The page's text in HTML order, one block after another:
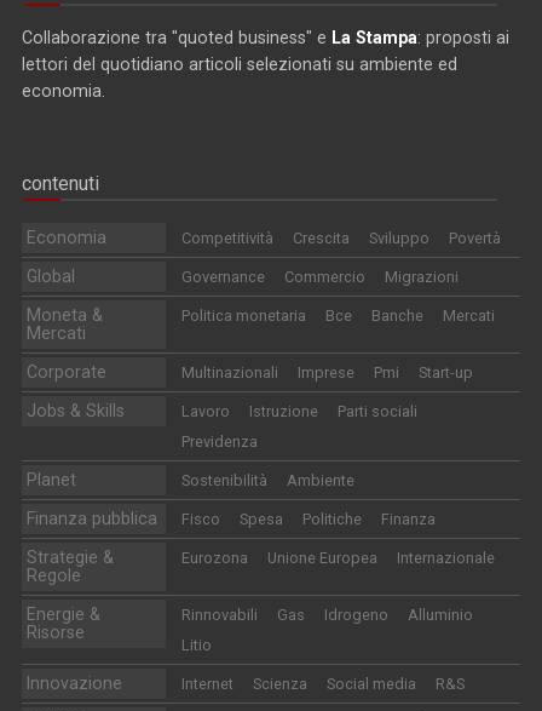
Collaborazione tra "quoted business" e La Stampa: proposti ai
lettori del quotidiano articoli selezionati su ambiente ed
economia.
contenuti
Economia Competitività Crescita Sviluppo Povertà
Global Governance Commercio Migrazioni
Moneta &
Mercati
Politica monetaria Bce Banche Mercati
Corporate Multinazionali Imprese Pmi Start-up
Jobs & Skills Lavoro Istruzione
Parti sociali
Previdenza
Planet Sostenibilità Ambiente
Finanza pubblica Fisco Spesa Politiche Finanza
Strategie &
Regole
Eurozona Unione Europea Internazionale
Energie &
Risorse
Rinnovabili Gas Idrogeno
Alluminio
Litio
Innovazione Internet Scienza Social media R&S